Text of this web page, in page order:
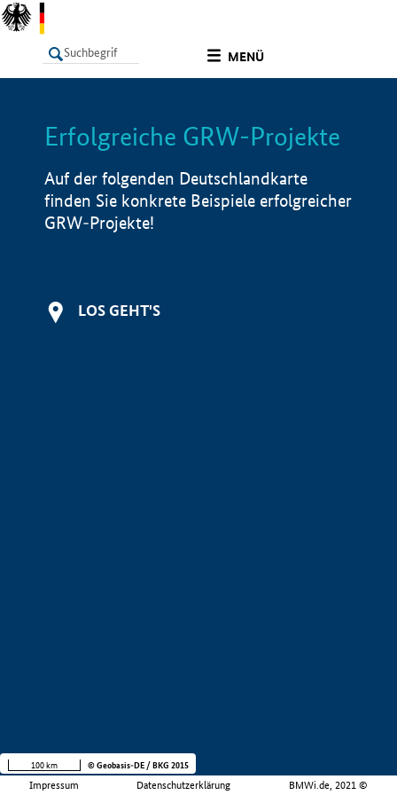
MENÜ
LISTE Info
Erfolgreiche GRW-Projekte
Auf der folgenden Deutschlandkarte
finden Sie konkrete Beispiele erfolgreicher
GRW-Projekte!
LOS GEHT'S
Impressum Datenschutzerklärung BMWi.de, 2021 ©
100 km © Geobasis-DE / BKG 2015